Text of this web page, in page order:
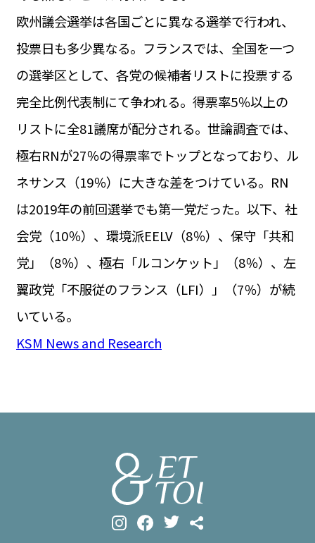
欧州議会選挙は各国ごとに異なる選挙で行われ、
投票日も多少異なる。フランスでは、全国を一つ
の選挙区として、各党の候補者リストに投票する
完全比例代表制にて争われる。得票率5％以上の
リストに全81議席が配分される。世論調査では、
極右RNが27％の得票率でトップとなっており、ル
ネサンス（19％）に大きな差をつけている。RN
は2019年の前回選挙でも第一党だった。以下、社
会党（10％）、環境派EELV（8％）、保守「共和
党」（8％）、極右「ルコンケット」（8％）、左
翼政党「不服従のフランス（LFI）」（7％）が続
いている。
KSM News and Research